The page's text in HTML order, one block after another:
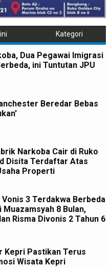
Kategori
Dua Pegawai Imigrasi
ini Tuntutan JPU
Beredar Bebas
Narkoba Cair di Ruko
Disita Terdaftar Atas
Properti
Vonis 3 Terdakwa Berbeda
Muazamsyah 8 Bulan,
Risma Divonis 2 Tahun 6
Kepri Pastikan Terus
Wisata Kepri